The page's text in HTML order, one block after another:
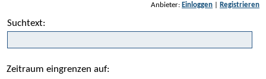
Anbieter: Einloggen Registrieren
Suchtext:
Zeitraum eingrenzen auf: